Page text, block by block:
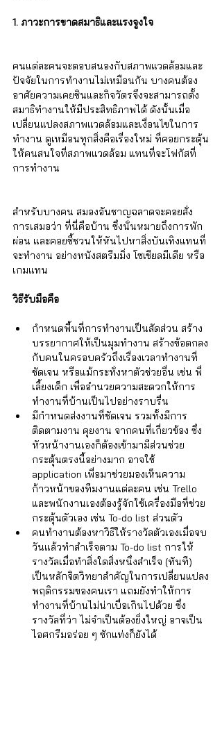
1. ภาวะการขาดสมาธิและแรงจูงใจ
คนแต่ละคนจะตอบสนองกับสภาพแวดล้อมและ
ปัจจัยในการทำงานไม่เหมือนกัน บางคนต้อง
อาศัยความเคยชินและกิจวัตรจึงจะสามารถตั้ง
สมาธิทำงานให้มีประสิทธิภาพได้ ดังนั้นเมื่อ
เปลี่ยนแปลงสภาพแวดล้อมและเงื่อนไขในการ
ทำงาน ดูเหมือนทุกสิ่งคือเรื่องใหม่ ที่คอยกระตุ้น
ให้คนสนใจที่สภาพแวดล้อม แทนที่จะโฟกัสที่
การทำงาน
สำหรับบางคน สมองอันชาญฉลาดจะคอยสั่ง
การเสมอว่า ที่นี่คือบ้าน ซึ่งนั่นหมายถึงการพัก
ผ่อน และคอยชี้ชวนให้หันไปหาสิ่งบันเทิงแทนที่
จะทำงาน อย่างหนังสตรีมมิ่ง โซเชียลมีเดีย หรือ
เกมแทน
วิธีรับมือคือ
กำหนดพื้นที่การทำงานเป็นสัดส่วน สร้าง
บรรยากาศให้เป็นมุมทำงาน สร้างข้อตกลง
กับคนในครอบครัวถึงเรื่องเวลาทำงานที่
ชัดเจน หรือแม้กระทั่งหาตัวช่วยอื่น เช่น พี่
เลี้ยงเด็ก เพื่ออำนวยความสะดวกให้การ
ทำงานที่บ้านเป็นไปอย่างราบรื่น
มีกำหนดส่งงานที่ชัดเจน รวมทั้งมีการ
ติดตามงาน คุยงาน จากคนที่เกี่ยวข้อง ซึ่ง
หัวหน้างานเองก็ต้องเข้ามามีส่วนช่วย
กระตุ้นตรงนี้อย่างมาก อาจใช้
application เพื่อมาช่วยมองเห็นความ
ก้าวหน้าของทีมงานแต่ละคน เช่น Trello
และพนักงานเองต้องรู้จักใช้เครื่องมือที่ช่วย
กระตุ้นตัวเอง เช่น To-do list ส่วนตัว
คนทำงานต้องหาวิธีให้รางวัลตัวเองเมื่อจบ
วันแล้วทำสำเร็จตาม To-do list การให้
รางวัลเมื่อทำสิ่งใดสิ่งหนึ่งสำเร็จ (ทันที)
เป็นหลักจิตวิทยาสำคัญในการเปลี่ยนแปลง
พฤติกรรมของคนเรา แถมยังทำให้การ
ทำงานที่บ้านไม่น่าเบื่อเกินไปด้วย ซึ่ง
รางวัลที่ว่า ไม่จำเป็นต้องยิ่งใหญ่ อาจเป็น
ไอศกรีมอร่อย ๆ ซักแท่งก็ยังได้